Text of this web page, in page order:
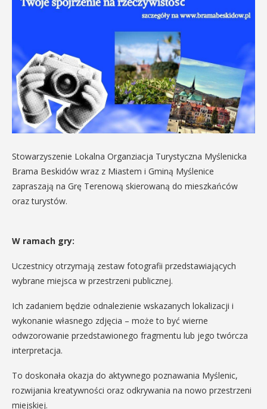
Stowarzyszenie Lokalna Organziacja Turystyczna Myślenicka
Brama Beskidów wraz z Miastem i Gminą Myślenice
zapraszają na Grę Terenową skierowaną do mieszkańców
oraz turystów.
W ramach gry:
Uczestnicy otrzymają zestaw fotografii przedstawiających
wybrane miejsca w przestrzeni publicznej.
Ich zadaniem będzie odnalezienie wskazanych lokalizacji i
wykonanie własnego zdjęcia – może to być wierne
odwzorowanie przedstawionego fragmentu lub jego twórcza
interpretacja.
To doskonała okazja do aktywnego poznawania Myślenic,
rozwijania kreatywności oraz odkrywania na nowo przestrzeni
miejskiej.